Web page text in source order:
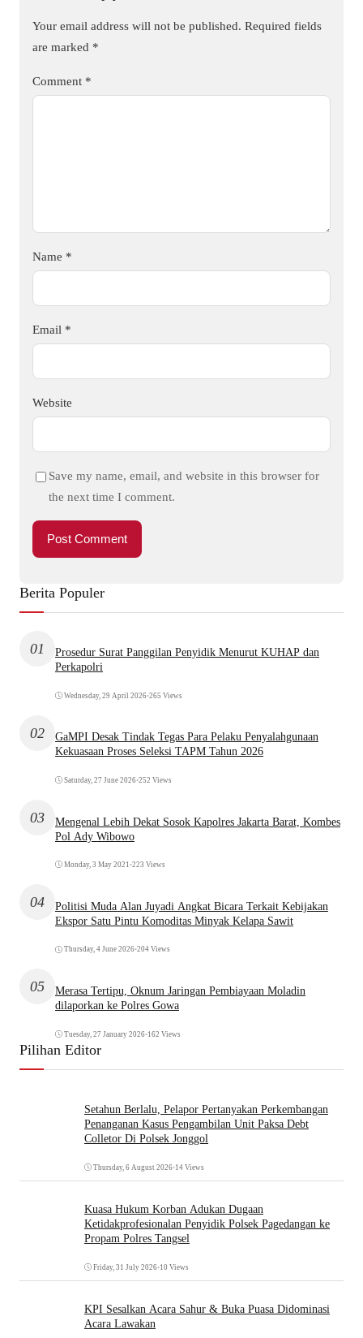
Your email address will not be published. Required fields
are marked *
Comment *
Name *
Email *
Website
Save my name, email, and website in this browser for
the next time I comment.
Berita Populer
01
Prosedur Surat Panggilan Penyidik Menurut KUHAP dan
Perkapolri
Wednesday, 29 April 2026•265 Views
02
GaMPI Desak Tindak Tegas Para Pelaku Penyalahgunaan
Kekuasaan Proses Seleksi TAPM Tahun 2026
Saturday, 27 June 2026•252 Views
03
Mengenal Lebih Dekat Sosok Kapolres Jakarta Barat, Kombes
Pol Ady Wibowo
Monday, 3 May 2021 •223 Views
04
Politisi Muda Alan Juyadi Angkat Bicara Terkait Kebijakan
Ekspor Satu Pintu Komoditas Minyak Kelapa Sawit
Thursday, 4 June 2026•204 Views
05
Merasa Tertipu, Oknum Jaringan Pembiayaan Moladin
dilaporkan ke Polres Gowa
Tuesday, 27 January 2026•162 Views
Pilihan Editor
Setahun Berlalu, Pelapor Pertanyakan Perkembangan
Penanganan Kasus Pengambilan Unit Paksa Debt
Colletor Di Polsek Jonggol
Thursday, 6 August 2026•14 Views
Kuasa Hukum Korban Adukan Dugaan
Ketidakprofesionalan Penyidik Polsek Pagedangan ke
Propam Polres Tangsel
Friday, 31 July 2026•10 Views
KPI Sesalkan Acara Sahur & Buka Puasa Didominasi
Acara Lawakan